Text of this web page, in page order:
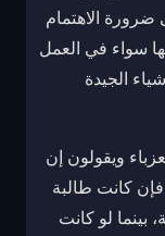
ضرورة الاهتمام
سواء في العمل
الجيدة
ويقولون إن
فإن كانت طالبة
بينما لو كانت